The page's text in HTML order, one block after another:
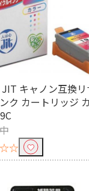
キャノン互換リ
ク カートリッジ
9V角形 乾電池
単2形 充電池